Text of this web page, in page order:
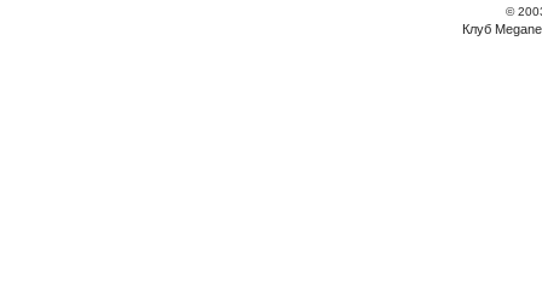
©
Клуб